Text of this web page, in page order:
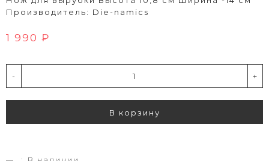
Производитель: Die-namics
1 990 ₽
- +
В корзину